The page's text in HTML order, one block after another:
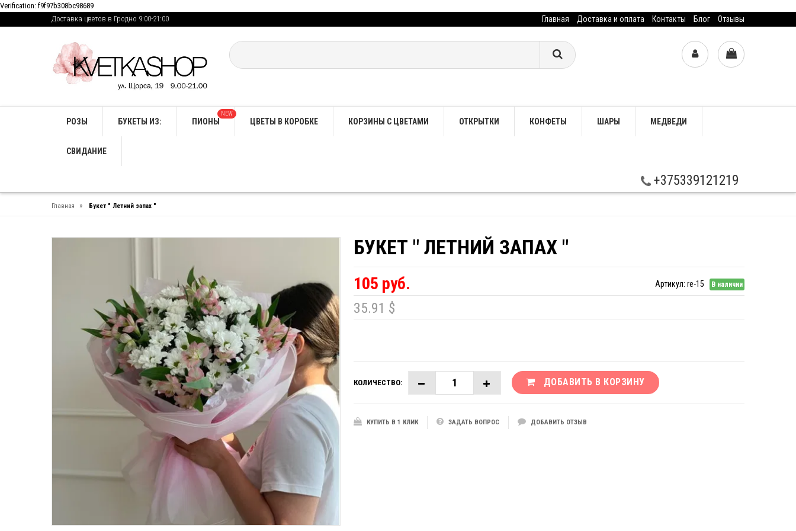
Verification: f9f97b308bc98689
Доставка цветов в Гродно 9:00-21:00
Главная Доставка и оплата Контакты Блог Отзывы
РОЗЫ БУКЕТЫ ИЗ: ПИОНЫ
NEW
ЦВЕТЫ В КОРОБКЕ КОРЗИНЫ С ЦВЕТАМИ ОТКРЫТКИ КОНФЕТЫ ШАРЫ МЕДВЕДИ
СВИДАНИЕ
+375339121219
Главная » Букет " Летний запах "
БУКЕТ " ЛЕТНИЙ ЗАПАХ "
105 руб. В наличии
Артикул: re-15
35.91 $
КОЛИЧЕСТВО: ДОБАВИТЬ В КОРЗИНУ
КУПИТЬ В 1 КЛИК ЗАДАТЬ ВОПРОС ДОБАВИТЬ ОТЗЫВ